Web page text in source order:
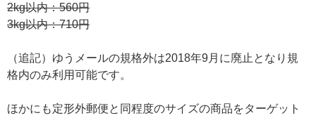
2kg以内：560円
3kg以内：710円
（追記）ゆうメールの規格外は2018年9月に廃止となり規
格内のみ利用可能です。
ほかにも定形外郵便と同程度のサイズの商品をターゲット